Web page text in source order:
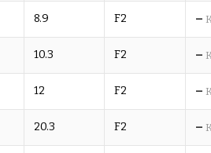
8.9 F2 –
10.3 F2 –
12 F2 –
20.3 F2 –